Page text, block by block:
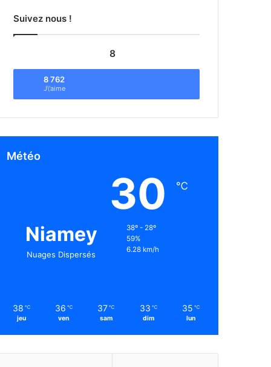
Suivez nous !
8
8 762
J\'aime
Météo
Niamey
Nuages Dispersés
30 ℃
38º - 28º
59%
6.28 km/h
38 ℃
jeu
36 ℃
ven
37 ℃
sam
33 ℃
dim
35 ℃
lun